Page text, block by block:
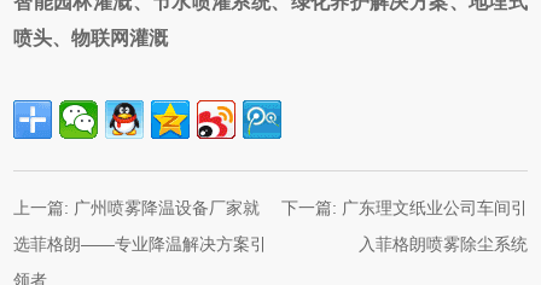
喷头、物联网灌溉
上一篇: 广州喷雾降温设备厂家就
选菲格朗——专业降温解决方案引
领者
下一篇: 广东理文纸业公司车间引
入菲格朗喷雾除尘系统